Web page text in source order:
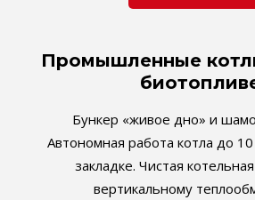
Промышленные
Бункер «живое дно» и
Автономная работа котла до
закладке. Чистая
вертикальному